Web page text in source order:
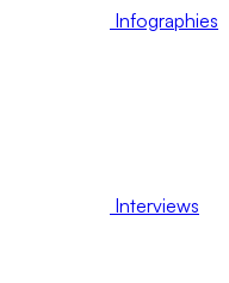
Infographies
Interviews